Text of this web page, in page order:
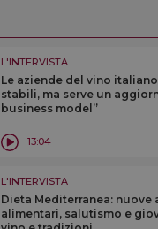
L'INTERVISTA
Le aziende del vino
stabili, ma serve un
business model”
13:04
L'INTERVISTA
Dieta Mediterranea: nuove
alimentari, salutismo e